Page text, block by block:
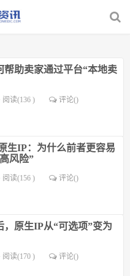
帮助卖家通过平台“本地卖
阅读(136 ) 评论()
生IP：为什么前者更容易
风险”
阅读(156 ) 评论()
，原生IP从“可选项”变为
阅读(170 ) 评论()